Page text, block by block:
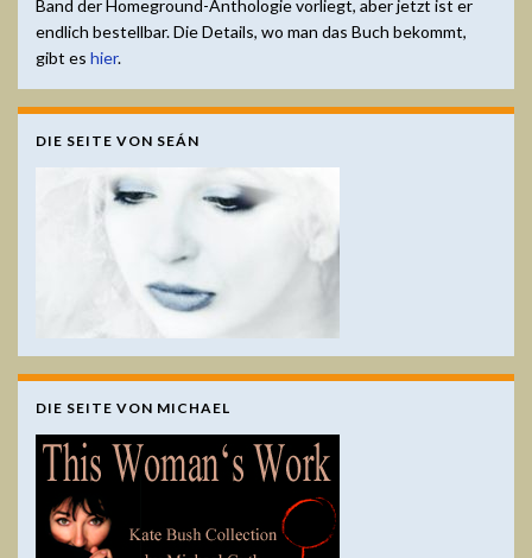
Band der Homeground-Anthologie vorliegt, aber jetzt ist er
endlich bestellbar. Die Details, wo man das Buch bekommt,
gibt es hier.
DIE SEITE VON SEÁN
DIE SEITE VON MICHAEL